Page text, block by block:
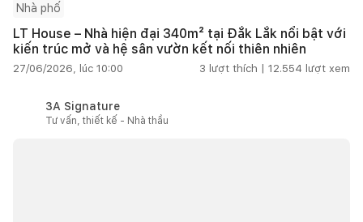
Nhà phố
LT House – Nhà hiện đại 340m² tại Đắk Lắk nổi bật với
kiến trúc mở và hệ sân vườn kết nối thiên nhiên
27/06/2026, lúc 10:00 3 lượt thích | 12.554 lượt xem
3A Signature
Tư vấn, thiết kế - Nhà thầu